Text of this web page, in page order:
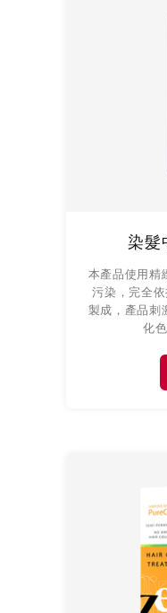
染髮
本產品使用精
污染，完全
製成，產品刺
化